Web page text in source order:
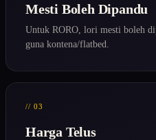
Mesti Boleh Dipandu
Untuk RORO, lori mesti boleh
guna kontena/flatbed.
// 03
Harga Telus